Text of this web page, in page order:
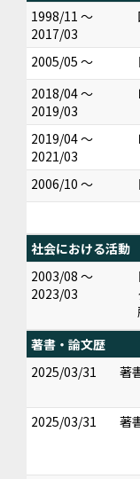
1998/11 ～
2017/03
2005/05 ～
2018/04 ～
2019/03
2019/04 ～
2021/03
2006/10 ～
社会における活動
2003/08 ～
2023/03
著書・論文歴
2025/03/31
著
2025/03/31
著